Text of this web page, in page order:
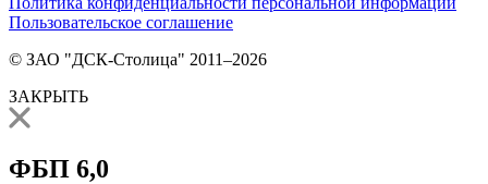
Пользовательское соглашение
© ЗАО "ДСК-Столица" 2011–2026
ЗАКРЫТЬ
ФБП 6,0